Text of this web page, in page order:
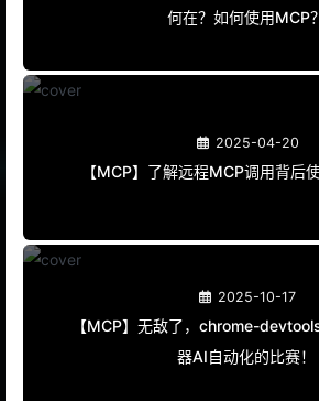
何在？如何使用MCP？
2025-04-20
【MCP】了解远程MCP调用背后
2025-10-17
【MCP】无敌了，chrome-
器AI自动化的比赛！